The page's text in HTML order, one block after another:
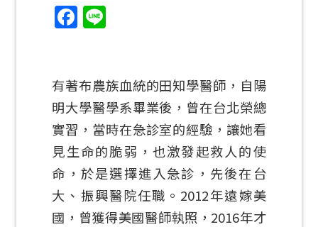
Facebook
有著布農族血統的田知學醫師，自陽
明大學醫學系畢業後，曾在台北榮總
實習，當時在急診室的經驗，讓她看
見生命的脆弱，也激發起救人的使
命，於是選擇進入急診，先後在台
大、振興醫院任職。2012年遠嫁美
國，曾獲得美國醫師執照，2016年才